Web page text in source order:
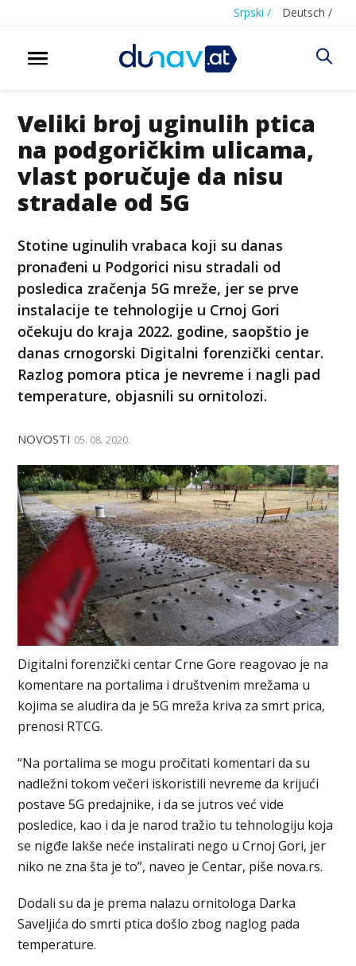
Srpski / Deutsch /
Veliki broj uginulih ptica
na podgoričkim ulicama,
vlast poručuje da nisu
stradale od 5G
Stotine uginulih vrabaca koji su danas
pronađeni u Podgorici nisu stradali od
posledica zračenja 5G mreže, jer se prve
instalacije te tehnologije u Crnoj Gori
očekuju do kraja 2022. godine, saopštio je
danas crnogorski Digitalni forenzički centar.
Razlog pomora ptica je nevreme i nagli pad
temperature, objasnili su ornitolozi.
NOVOSTI 05. 08. 2020.
Digitalni forenzički centar Crne Gore reagovao je na
komentare na portalima i društvenim mrežama u
kojima se aludira da je 5G mreža kriva za smrt prica,
prenosi RTCG.
“Na portalima se mogu pročitati komentari da su
nadležni tokom večeri iskoristili nevreme da krijući
postave 5G predajnike, i da se jutros već vide
posledice, kao i da je narod tražio tu tehnologiju koja
se nigđe lakše neće instalirati nego u Crnoj Gori, jer
niko ne zna šta je to”, naveo je Centar, piše nova.rs.
Dodali su da je prema nalazu ornitologa Darka
Saveljića do smrti ptica došlo zbog naglog pada
temperature.